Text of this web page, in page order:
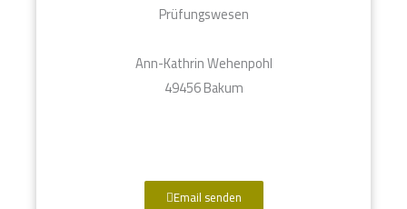
Prüfungswesen
Ann-Kathrin Wehenpohl
49456 Bakum
Email senden